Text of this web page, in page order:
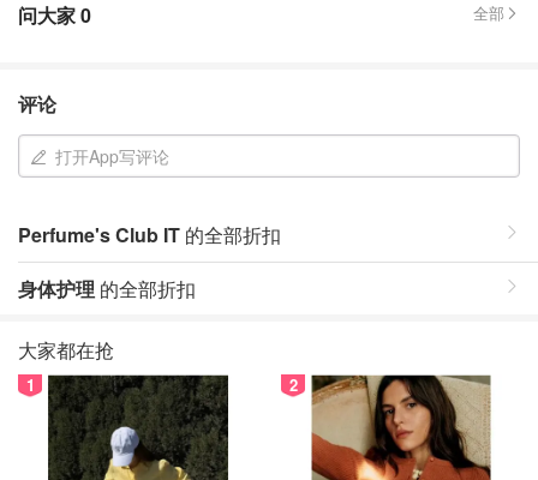
问大家0 全部
评论
打开App写评论
Perfume's Club IT 的全部折扣
身体护理 的全部折扣
大家都在抢
1 2